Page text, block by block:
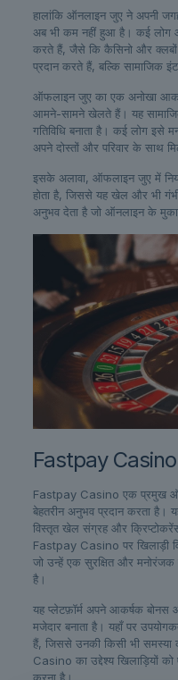
हालांकि ऑनलाइन जुए ने अपनी
अब भी कम नहीं हुआ है। कई लोग
करते हैं, जैसे कि कैसिनो और
प्रदान करते हैं, बल्कि सामाजिक
ऑफलाइन जुए का एक अनोखा
आमने-सामने खेलते हैं। यह
गतिविधि बनाता है। कई लोग इसे
अपने दोस्तों और परिवार के साथ
इसके अलावा, ऑफलाइन जुए में
होता है, जिससे यह खेल और भी
अनुभव देता है जो ऑनलाइन के
Fastpay
Fastpay Casino एक प्रमुख
बेहतरीन अनुभव प्रदान करता है।
विस्तृत खेल संग्रह और
Fastpay Casino पर खिलाड़ी
जो उन्हें एक सुरक्षित और मनोरंजक
है।
यह प्लेटफ़ॉर्म अपने आकर्षक बोनस
मजेदार बनाता है। यहाँ पर
हैं, जिससे उनकी किसी भी समस्या
Casino का उद्देश्य खिलाड़ियों